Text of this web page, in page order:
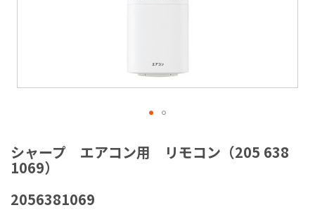
シャープ エアコン用 リモコン（205 638
1069）
2056381069
メ
ー
ジ
ャ